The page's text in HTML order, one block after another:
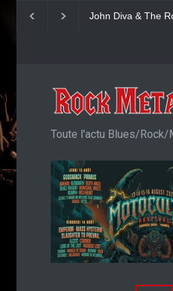
& The Rockets Of
Yngwie
Toute l'actu Blues/Rock/